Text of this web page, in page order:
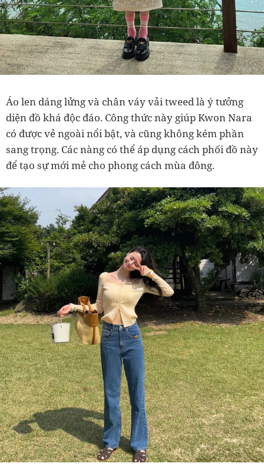
Áo len dáng lửng và chân váy vải tweed là ý tưởng
diện đồ khá độc đáo. Công thức này giúp Kwon Nara
có được vẻ ngoài nổi bật, và cũng không kém phần
sang trọng. Các nàng có thể áp dụng cách phối đồ này
để tạo sự mới mẻ cho phong cách mùa đông.